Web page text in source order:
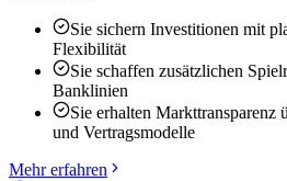
Sie sichern Investitionen mit
Flexibilität
Sie schaffen zusätzlichen
Banklinien
Sie erhalten Markttransparenz
und Vertragsmodelle
Mehr erfahren